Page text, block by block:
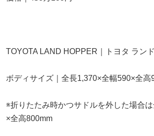
TOYOTA LAND HOPPER｜トヨタ ラン
ボディサイズ｜全長1,370×全幅590×全高
※折りたたみ時かつサドルを外した場合
×全高800mm